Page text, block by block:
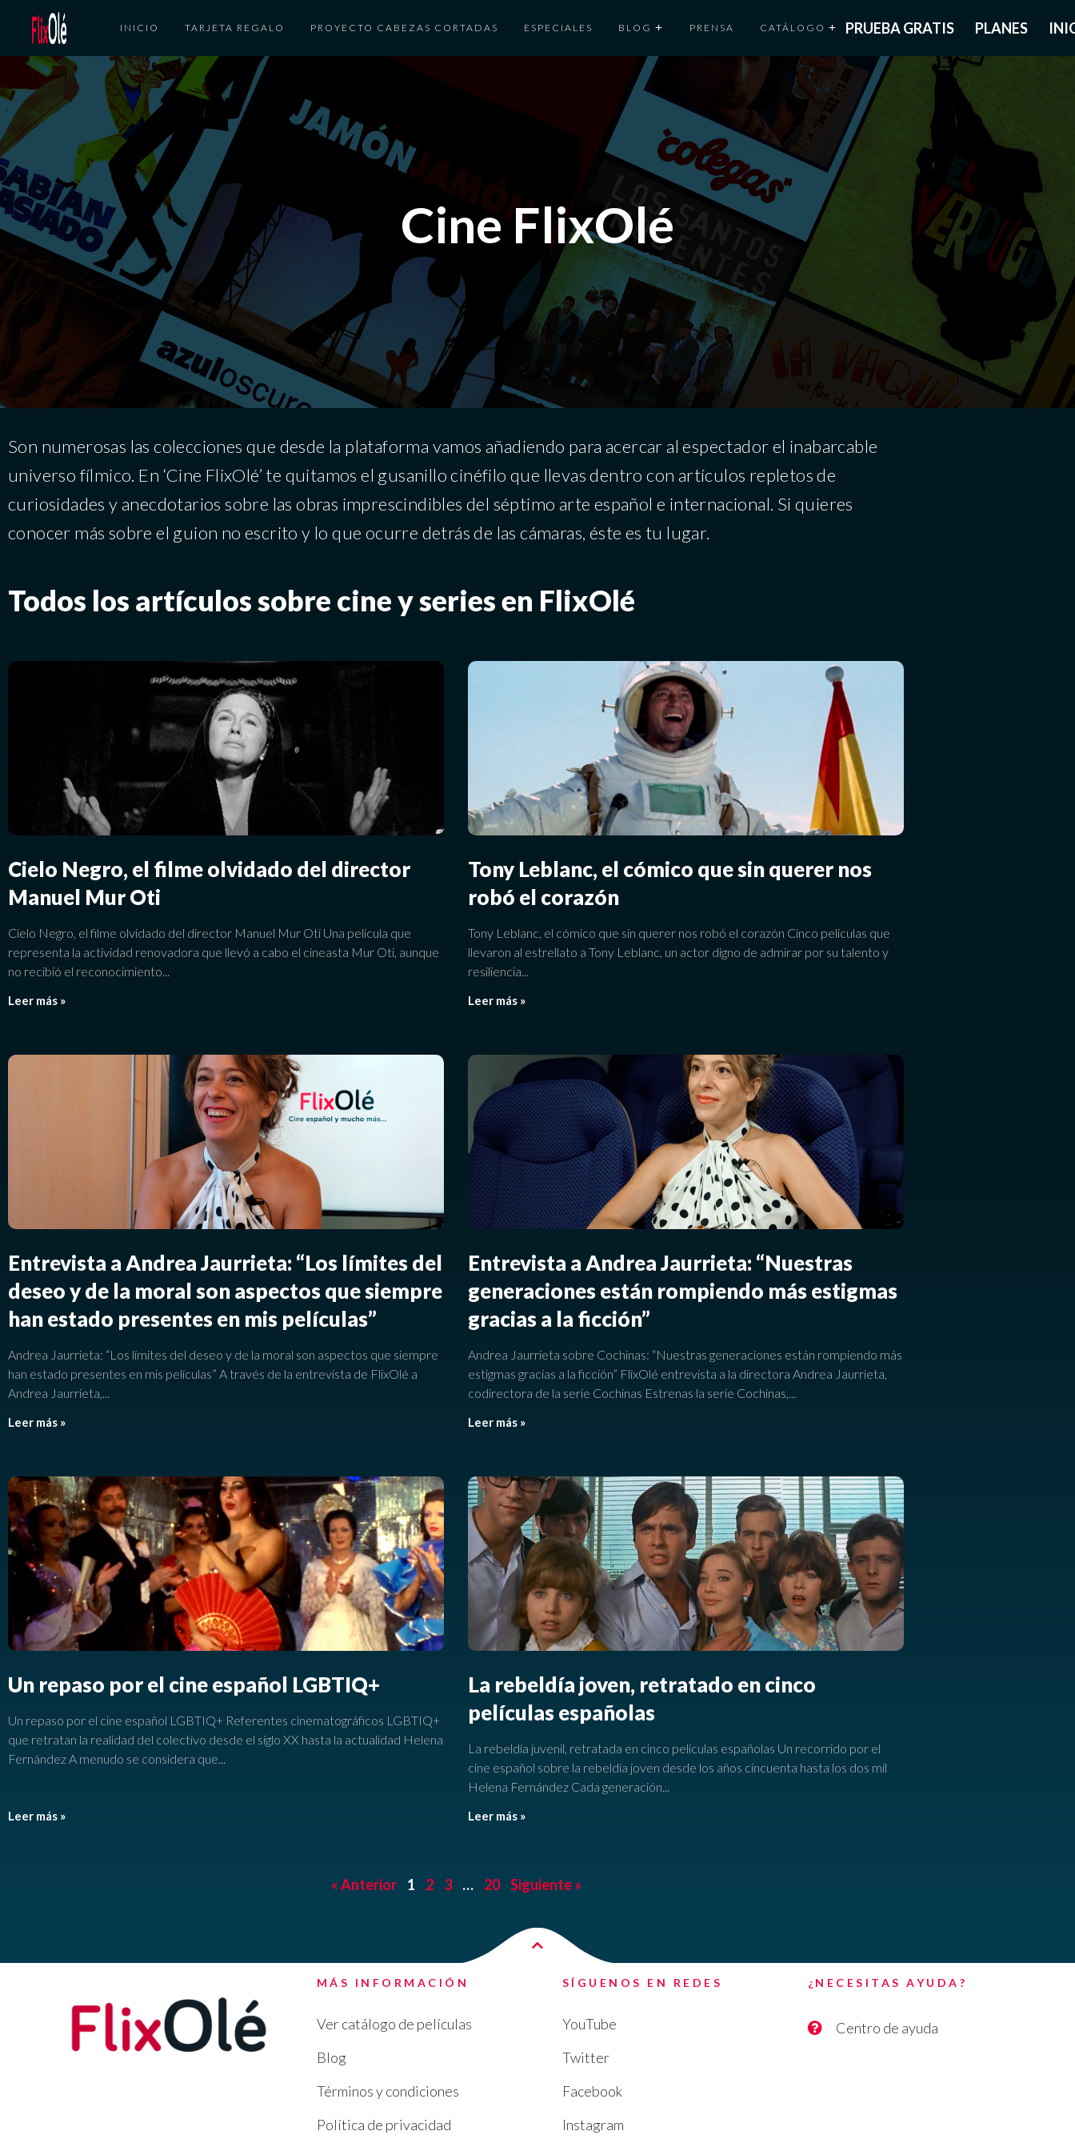
INICIO TARJETA REGALO PROYECTO CABEZAS CORTADAS ESPECIALES BLOG PRENSA CATÁLOGO PRUEBA GRATIS PLANES
Cine FlixOlé
Son numerosas las colecciones que desde la plataforma vamos añadiendo para acercar al espectador el inabarcable
universo fílmico. En ‘Cine FlixOlé’ te quitamos el gusanillo cinéfilo que llevas dentro con artículos repletos de
curiosidades y anecdotarios sobre las obras imprescindibles del séptimo arte español e internacional. Si quieres
conocer más sobre el guion no escrito y lo que ocurre detrás de las cámaras, éste es tu lugar.
Todos los artículos sobre cine y series en FlixOlé
Cielo Negro, el filme olvidado del director
Manuel Mur Oti
Cielo Negro, el filme olvidado del director Manuel Mur Oti Una película que
representa la actividad renovadora que llevó a cabo el cineasta Mur Oti, aunque
no recibió el reconocimiento
Leer más »
Tony Leblanc, el cómico que sin querer nos
robó el corazón
Tony Leblanc, el cómico que sin querer nos robó el corazón Cinco películas que
llevaron al estrellato a Tony Leblanc, un actor digno de admirar por su talento y
resiliencia
Leer más »
Entrevista a Andrea Jaurrieta: “Los límites del
deseo y de la moral son aspectos que siempre
han estado presentes en mis películas”
Andrea Jaurrieta: “Los límites del deseo y de la moral son aspectos que siempre
han estado presentes en mis películas” A través de la entrevista de FlixOlé a
Andrea Jaurrieta,
Leer más »
Entrevista a Andrea Jaurrieta: “Nuestras
generaciones están rompiendo más estigmas
gracias a la ficción”
Andrea Jaurrieta sobre Cochinas: “Nuestras generaciones están rompiendo más
estigmas gracias a la ficción” FlixOlé entrevista a la directora Andrea Jaurrieta,
codirectora de la serie Cochinas Estrenas la serie Cochinas,
Leer más »
Un repaso por el cine español LGBTIQ+
Un repaso por el cine español LGBTIQ+ Referentes cinematográficos LGBTIQ+
que retratan la realidad del colectivo desde el siglo XX hasta la actualidad Helena
Fernández A menudo se considera que
Leer más »
La rebeldía joven, retratado en cinco
películas españolas
La rebeldía juvenil, retratada en cinco películas españolas Un recorrido por el
cine español sobre la rebeldía joven desde los años cincuenta hasta los dos mil
Helena Fernández Cada generación
Leer más »
« Anterior 1 2 3 … 20 Siguiente »
MÁS INFORMACIÓN
Ver catálogo de películas
Blog
Términos y condiciones
Política de privacidad
SÍGUENOS EN REDES
YouTube
Twitter
Facebook
Instagram
¿NECESITAS AYUDA?
Centro de ayuda